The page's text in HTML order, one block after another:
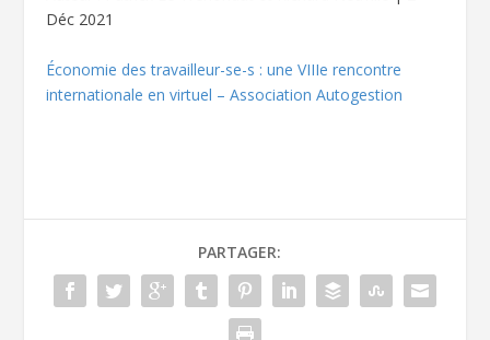
Déc 2021
Économie des travailleur-se-s : une VIIIe rencontre
internationale en virtuel – Association Autogestion
PARTAGER: